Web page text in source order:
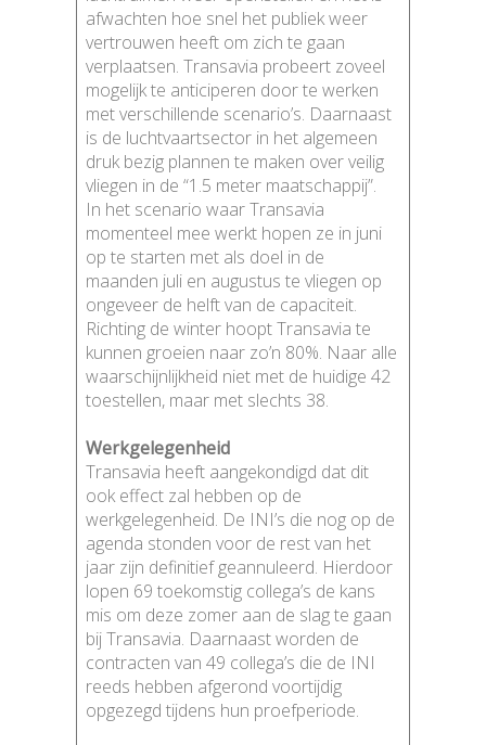
afwachten hoe snel het publiek weer
vertrouwen heeft om zich te gaan
verplaatsen. Transavia probeert zoveel
mogelijk te anticiperen door te werken
met verschillende scenario’s. Daarnaast
is de luchtvaartsector in het algemeen
druk bezig plannen te maken over veilig
vliegen in de “1.5 meter maatschappij”.
In het scenario waar Transavia
momenteel mee werkt hopen ze in juni
op te starten met als doel in de
maanden juli en augustus te vliegen op
ongeveer de helft van de capaciteit.
Richting de winter hoopt Transavia te
kunnen groeien naar zo’n 80%. Naar alle
waarschijnlijkheid niet met de huidige 42
toestellen, maar met slechts 38.
Werkgelegenheid
Transavia heeft aangekondigd dat dit
ook effect zal hebben op de
werkgelegenheid. De INI’s die nog op de
agenda stonden voor de rest van het
jaar zijn definitief geannuleerd. Hierdoor
lopen 69 toekomstig collega’s de kans
mis om deze zomer aan de slag te gaan
bij Transavia. Daarnaast worden de
contracten van 49 collega’s die de INI
reeds hebben afgerond voortijdig
opgezegd tijdens hun proefperiode.